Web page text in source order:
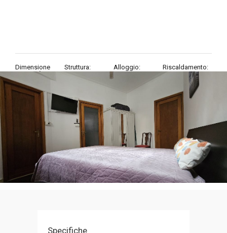
Dimensione
proprietà:
30mq
Struttura:
Alloggio:
in ottimo stato
Riscaldamento:
centralizzato
Specifiche